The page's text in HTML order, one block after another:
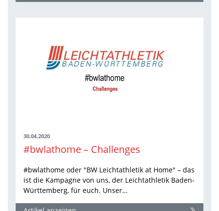
30.04.2020
#bwlathome – Challenges
#bwlathome oder "BW Leichtathletik at Home" – das
ist die Kampagne von uns, der Leichtathletik Baden-
Württemberg, für euch. Unser…